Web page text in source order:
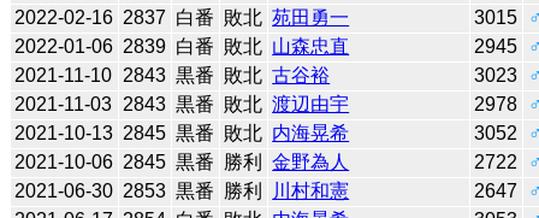
2022-02-16 2837 白番 敗北 苑田勇一 3015
2022-01-06 2839 白番 敗北 山森忠直 2945
2021-11-10 2843 黒番 敗北 古谷裕 3023
2021-11-03 2843 黒番 敗北 渡辺由宇 2978
2021-10-13 2845 黒番 敗北 内海晃希 3052
2021-10-06 2845 黒番 勝利 金野為人 2722
2021-06-30 2853 黒番 勝利 川村和憲 2647